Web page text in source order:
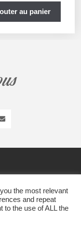
au panier
the most relevant
and repeat
to the use of ALL the